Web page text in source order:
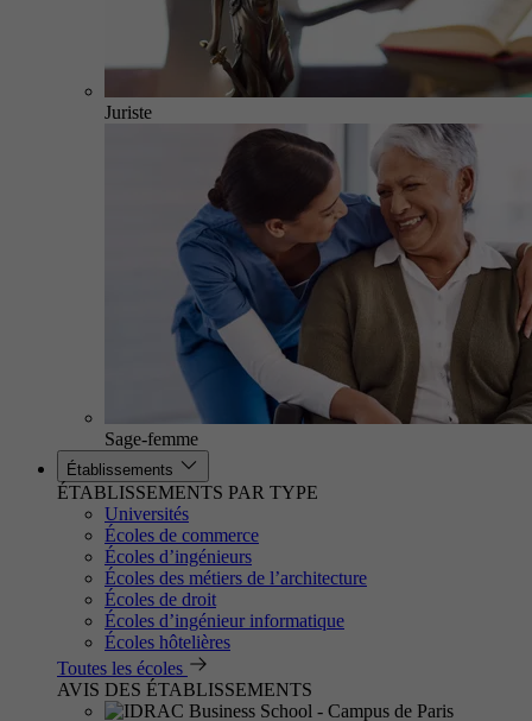
Juriste
Sage-femme
Établissements
ÉTABLISSEMENTS PAR TYPE
Universités
Écoles de commerce
Écoles d’ingénieurs
Écoles des métiers de l’architecture
Écoles de droit
Écoles d’ingénieur informatique
Écoles hôtelières
Toutes les écoles
AVIS DES ÉTABLISSEMENTS